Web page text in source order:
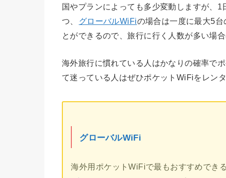
国やプランによっても多少変動しますが、
つ、
グローバルWiFiの場合は一度に最大5
とができるので、旅行に行く人数が多い場
海外旅行に慣れている人はかなりの確率で
て迷っている人はぜひポケットWiFiをレン
グローバルWiFi
海外用ポケットWiFiで最もおすすめでき